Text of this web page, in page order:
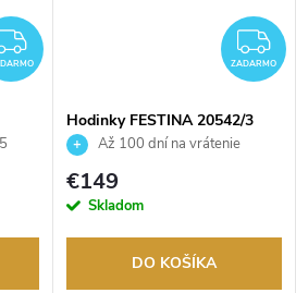
ZADARMO
ZADARMO
Hodinky FESTINA 20542/3
Až 100 dní na vrátenie
tovaru. Autorizovaný predajca.
€149
Skladom
DO KOŠÍKA